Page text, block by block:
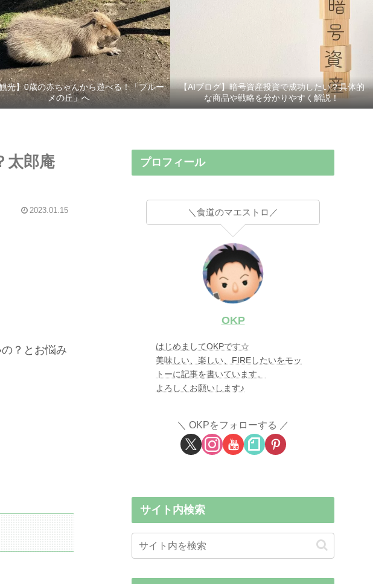
光】0歳の赤ちゃんから遊べる！「ブルー
メの丘」へ
【AIブログ】暗号資産投資で成功したい？具体的
な商品や戦略を分かりやすく解説！
太郎庵
2023.01.15
？とお悩み
プロフィール
＼食道のマエストロ／
OKP
はじめましてOKPです☆
美味しい、楽しい、FIREしたいをモッ
トーに記事を書いています。
よろしくお願いします♪
OKPをフォローする
サイト内検索